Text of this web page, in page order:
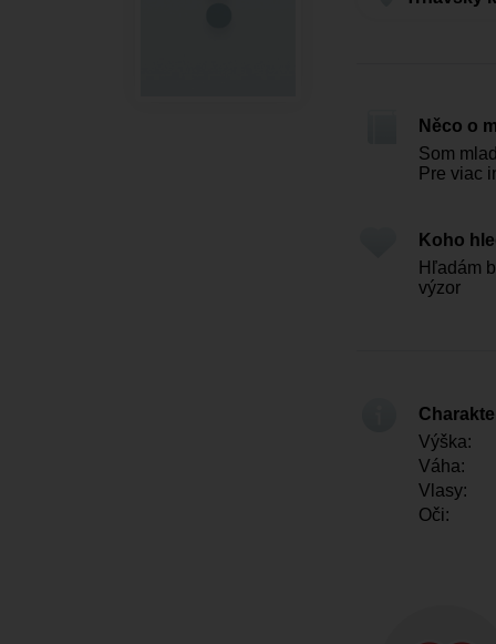
Něco o
Som
Pre viac
Koho
Hľadám
výzor
Výška:
Váha:
Vlasy:
Oči: